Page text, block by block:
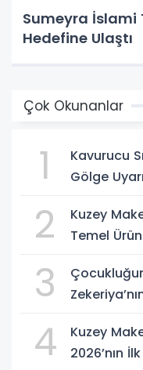
Sumeyra İslami
Hedefine Ulaştı
Çok Okunanlar
1
Kavurucu
Gölge
2
Kuzey
Temel
3
4
Kuzey
2026’nın